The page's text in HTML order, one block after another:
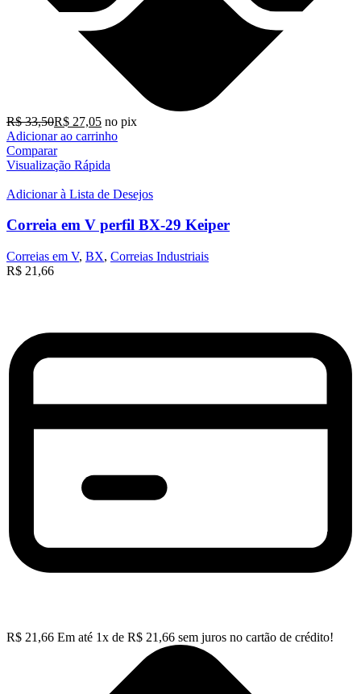
R$33,50R$ 27,05 no pix
Adicionar ao carrinho
Comparar
Visualização Rápida
Adicionar à Lista de Desejos
Correia em V perfil BX-29 Keiper
Correias em V, BX, Correias Industriais
R$ 21,66
R$ 21,66 Em até 1x de R$ 21,66 sem juros no cartão de crédito!